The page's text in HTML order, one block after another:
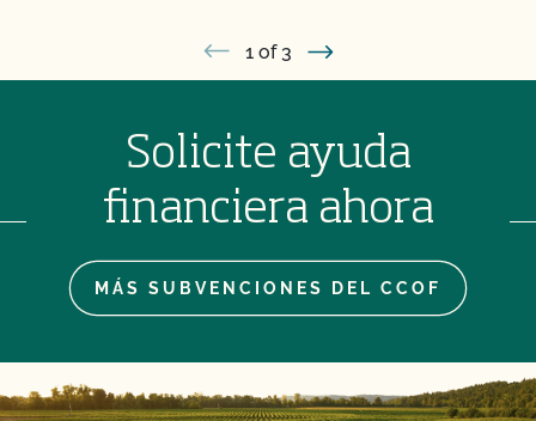
1of 3
Solicite ayuda
financiera ahora
MÁS SUBVENCIONES DEL CCOF